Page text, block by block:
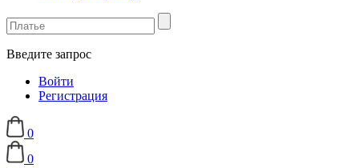
Введите запрос
Войти
Регистрация
0
0